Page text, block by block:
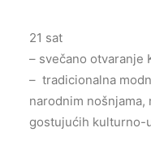
21 sat
– svečano otvaranje
– tradicionalna
narodnim nošnjama,
gostujućih kulturno-